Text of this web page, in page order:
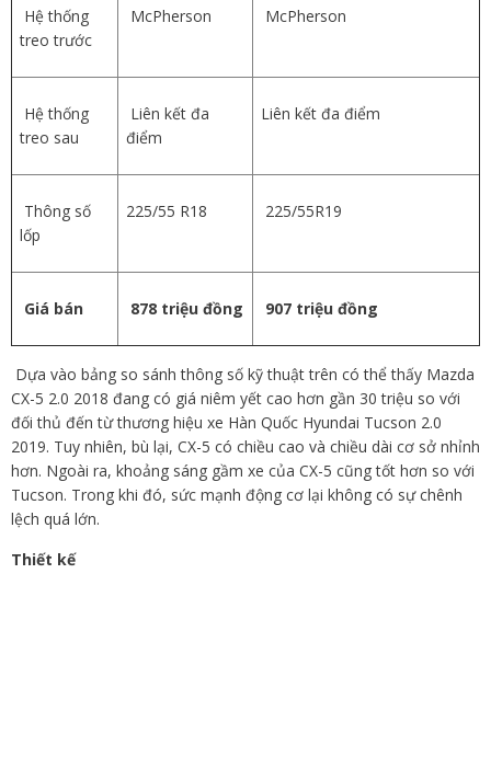
Hệ thống
treo trước
McPherson McPherson
Hệ thống
treo sau
Liên kết đa
điểm
Liên kết đa điểm
Thông số
lốp
225/55 R18 225/55R19
Giá bán 878 triệu đồng 907 triệu đồng
Dựa vào bảng so sánh thông số kỹ thuật trên có thể thấy Mazda
CX-5 2.0 2018 đang có giá niêm yết cao hơn gần 30 triệu so với
đối thủ đến từ thương hiệu xe Hàn Quốc Hyundai Tucson 2.0
2019. Tuy nhiên, bù lại, CX-5 có chiều cao và chiều dài cơ sở nhỉnh
hơn. Ngoài ra, khoảng sáng gầm xe của CX-5 cũng tốt hơn so với
Tucson. Trong khi đó, sức mạnh động cơ lại không có sự chênh
lệch quá lớn.
Thiết kế